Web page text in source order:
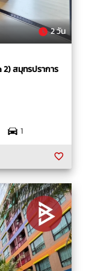
2 วัน
2) สมุทรปราการ
1